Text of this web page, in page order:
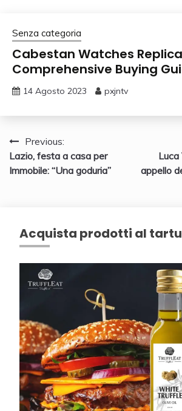
Senza categoria
Cabestan Watches
Comprehensive Buying
14 Agosto 2023 pxjntv
Navigazione
articoli
Previous:
Lazio, festa a casa per
Immobile: “Una goduria”
Luca
appello
Acquista prodotti al